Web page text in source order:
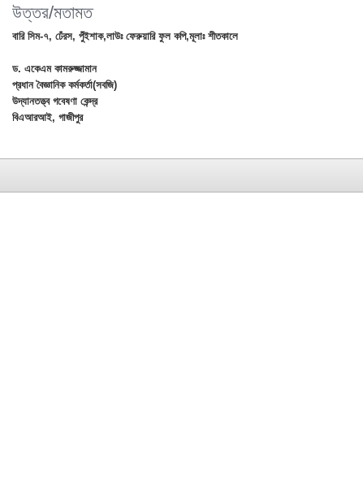
উত্তর/মতামত
বারি সিম-৭, ঢেঁরস, পুঁইশাক,লাউঃ ফেরুয়ারি ফুল কপি,মূলাঃ শীতকালে
ড. একেএম কামরুজ্জামান
প্রধান বৈজ্ঞানিক কর্মকর্তা(সবজি)
উদ্যানতত্ত্ব গবেষণা কেন্দ্র
বিএআরআই, গাজীপুর